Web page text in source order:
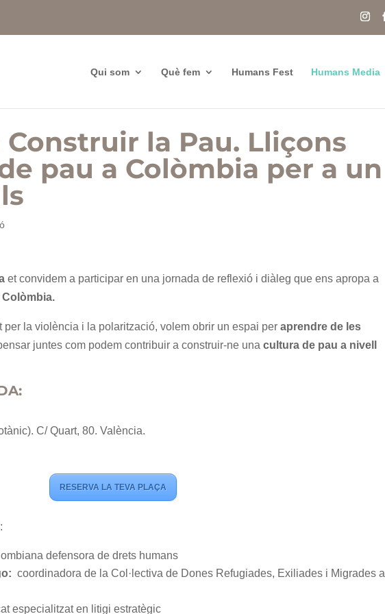
Qui som Què fem Humans Fest Humans Media
la Pau. Lliçons
pau a Colòmbia per a un
et convidem a participar en una jornada de reflexió i diàleg que ens apropa a
Colòmbia.
per la violència i la polarització, volem obrir un espai peraprendre de les
juntes com podem contribuir a construir-ne unacultura de pau a nivell
C/ Quart, 80. València.
RESERVA LA TEVA PLAÇA
defensora de drets humans
coordinadora de la Col·lectiva de Dones Refugiades, Exiliades i Migrades a
especialitzat en litigi estratègic